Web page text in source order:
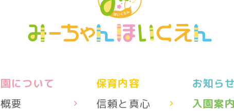
園について
概要
保育内容
信頼と真心
お知ら
入園案